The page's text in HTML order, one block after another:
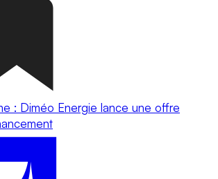
: Diméo Energie lance une offre